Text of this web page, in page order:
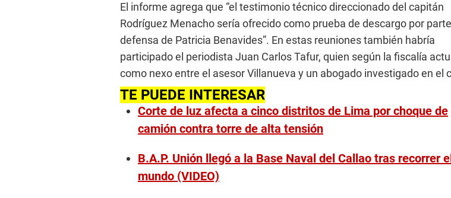
El informe agrega que “el testimonio técnico direccionado del capitán
Rodríguez Menacho sería ofrecido como prueba de descargo por
defensa de Patricia Benavides”. En estas reuniones también habría
participado el periodista Juan Carlos Tafur, quien según la fiscalía
como nexo entre el asesor Villanueva y un abogado investigado en el
TE PUEDE INTERESAR
Corte de luz afecta a cinco distritos de Lima por choque de
camión contra torre de alta tensión
B.A.P. Unión llegó a la Base Naval del Callao tras recorrer
mundo (VIDEO)